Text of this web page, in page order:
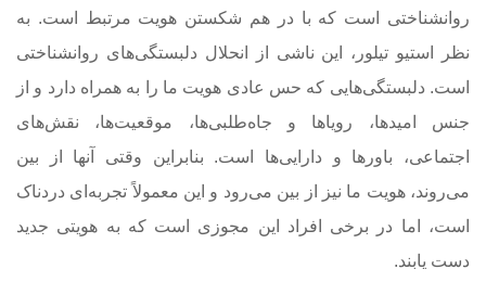
روانشناختی است که با در هم شکستن هویت مرتبط است. به
نظر استیو تیلور، این ناشی از انحلال دلبستگی‌های روانشناختی
است. دلبستگی‌هایی که حس عادی هویت ما را به همراه دارد و از
جنس امیدها، رویاها و جاه‌طلبی‌ها، موقعیت‌ها، نقش‌های
اجتماعی، باورها و دارایی‌ها است. بنابراین وقتی آنها از بین
می‌روند، هویت ما نیز از بین می‌رود و این معمولاً تجربه‌ای دردناک
است، اما در برخی افراد این مجوزی است که به هویتی جدید
دست یابند.